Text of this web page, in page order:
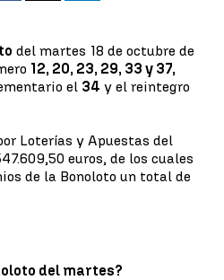
del martes 18 de octubre de
12, 20, 23, 29, 33 y 37,
el 34 y el reintegro
Loterías y Apuestas del
euros, de los cuales
de la Bonoloto un total de
del martes?